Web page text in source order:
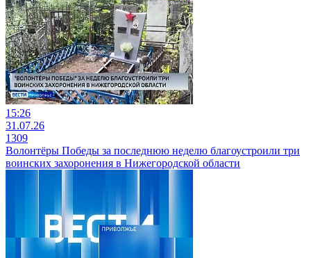
15:26
31.07.26
1309
Волонтёры Победы за последнюю неделю благоустроили три
воинских захоронения в Нижегородской области